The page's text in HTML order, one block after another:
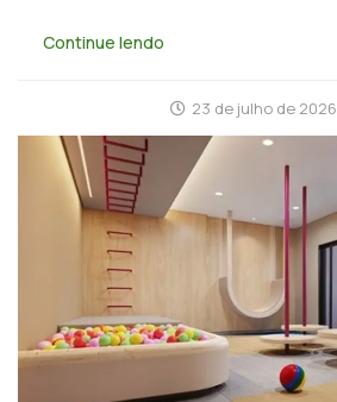
Continue lendo
23 de julho de 2026